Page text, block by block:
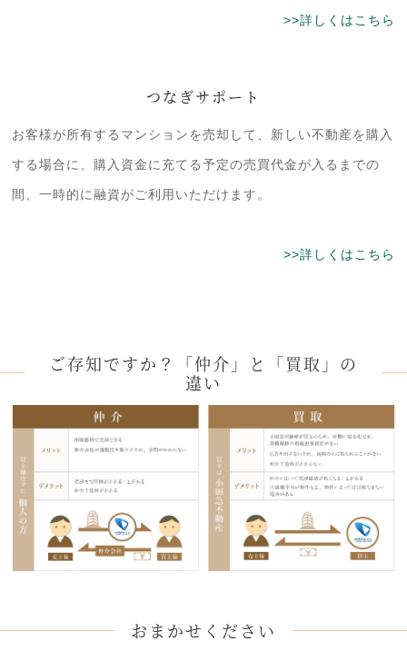
>>詳しくはこちら
つなぎサポート
お客様が所有するマンションを売却して、新しい不動産を購入
する場合に、購入資金に充てる予定の売買代金が入るまでの
間、一時的に融資がご利用いただけます。
>>詳しくはこちら
ご存知ですか？「仲介」と「買取」の
違い
おまかせください